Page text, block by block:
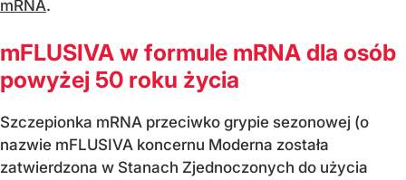
mRNA.
mFLUSIVA w formule mRNA dla osób
powyżej 50 roku życia
Szczepionka mRNA przeciwko grypie sezonowej (o
nazwie mFLUSIVA koncernu Moderna została
zatwierdzona w Stanach Zjednoczonych do użycia